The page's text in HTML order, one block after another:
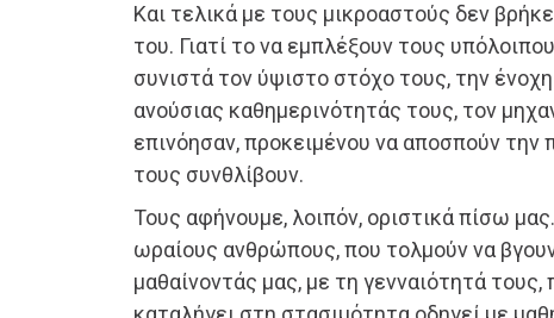
Και τελικά με τους μικροαστούς δεν
του. Γιατί το να εμπλέξουν τους
συνιστά τον ύψιστο στόχο τους, την
ανούσιας καθημερινότητάς τους, τον
επινόησαν, προκειμένου να αποσπούν
τους συνθλίβουν.
Τους αφήνουμε, λοιπόν, οριστικά πίσω
ωραίους ανθρώπους, που τολμούν να
μαθαίνοντάς μας, με τη γενναιότητά